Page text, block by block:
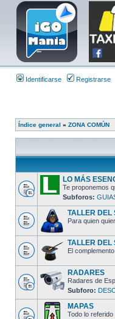
Identificarse Registrarse
Índice general » ZONA COMÚN
LO MÁS
Te proponemos
Subforos:
TALLER
Para quien
TALLER
El
RADARES
Radares de
Subforo:
MAPAS
Todo lo